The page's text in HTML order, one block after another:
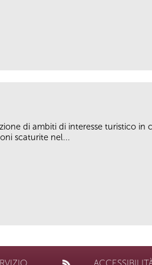
di ambiti di interesse turistico in
scaturite nel...